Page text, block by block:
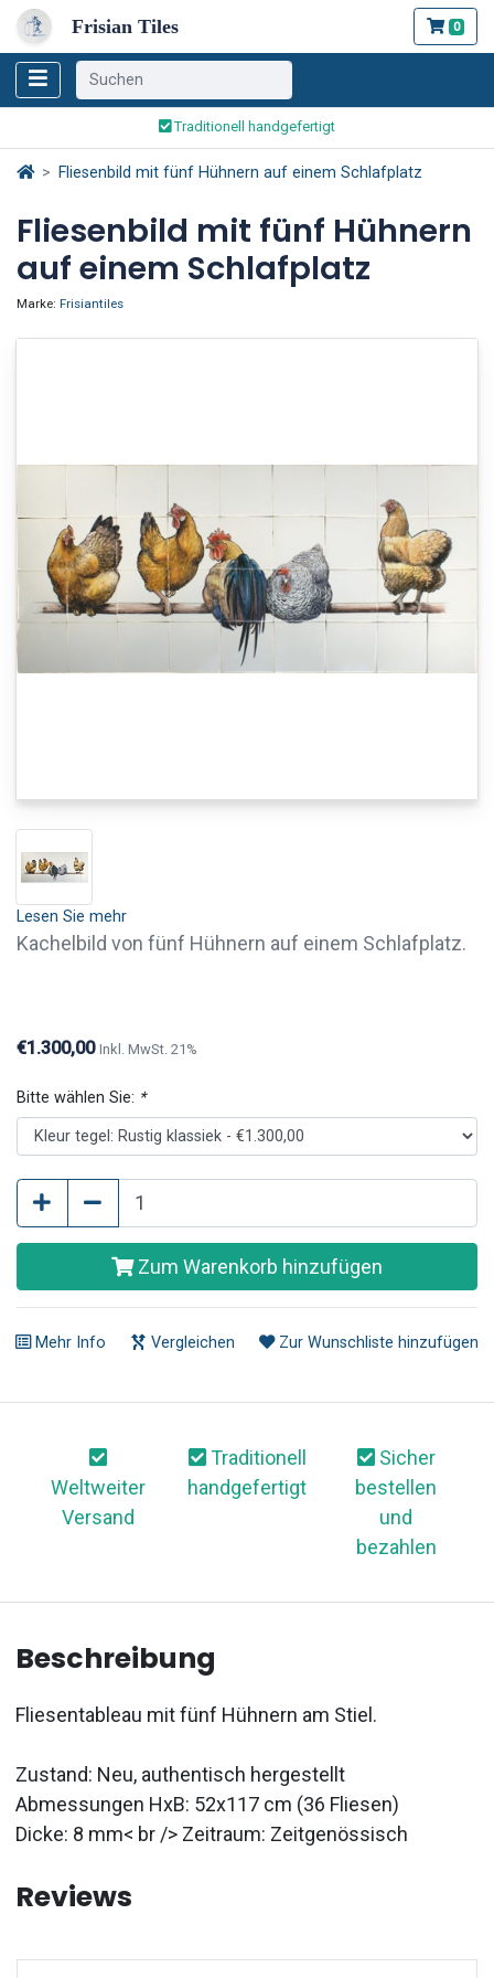
Frisian Tiles 0
Weltweiter Versand
Traditionell handgefertigt
Sicher bestellen und bezahlen
Weltweiter Versand
Fliesenbild mit fünf Hühnern auf einem Schlafplatz
Fliesenbild mit fünf Hühnern
auf einem Schlafplatz
Marke: Frisiantiles
Lesen Sie mehr
Kachelbild von fünf Hühnern auf einem Schlafplatz.
€1.300,00 Inkl. MwSt. 21%
Bitte wählen Sie: *
Zum Warenkorb hinzufügen
Mehr Info Vergleichen Zur Wunschliste hinzufügen
Weltweiter
Versand
Traditionell
handgefertigt
Sicher
bestellen
und
bezahlen
Beschreibung
Fliesentableau mit fünf Hühnern am Stiel.
Zustand: Neu, authentisch hergestellt
Abmessungen HxB: 52x117 cm (36 Fliesen)
Dicke: 8 mm< br /> Zeitraum: Zeitgenössisch
Reviews